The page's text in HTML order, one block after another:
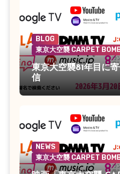
BLOG
東京大空襲 CARPET
東京大空襲81年目に
信
NEWS
東京大空襲 CARPET